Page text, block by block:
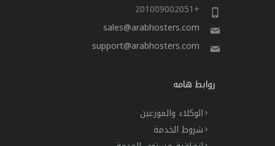
+201009002051
sales@arabhosters.com
support@arabhosters.com
روابط هامه
الوكلاء والموزعين
شروط الخدمة